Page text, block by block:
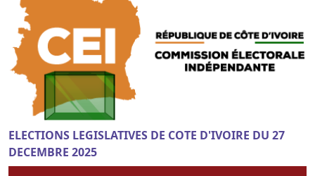
ELECTIONS LEGISLATIVES DE COTE D'IVOIRE DU 27
DECEMBRE 2025